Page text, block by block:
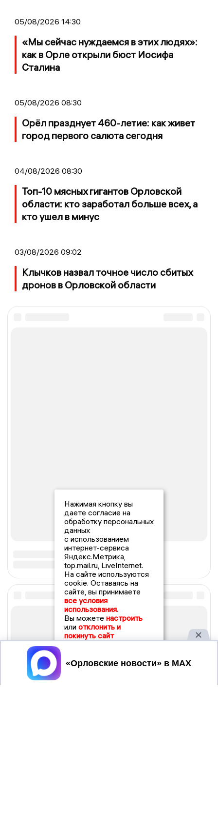
05/08/2026 14:30
«Мы сейчас нуждаемся в этих людях»:
как в Орле открыли бюст Иосифа
Сталина
05/08/2026 08:30
Орёл празднует 460-летие: как живет
город первого салюта сегодня
04/08/2026 08:30
Топ-10 мясных гигантов Орловской
области: кто заработал больше всех, а
кто ушел в минус
03/08/2026 09:02
Клычков назвал точное число сбитых
дронов в Орловской области
Нажимая кнопку вы
даете согласие на
обработку персональных
данных
с использованием
интернет-сервиса
Яндекс.Метрика,
top.mail.ru, LiveInternet.
На сайте используются
cookie. Оставаясь на
сайте, вы принимаете
все условия
использования.
Вы можете настроить
или отклонить и
покинуть сайт
Принять